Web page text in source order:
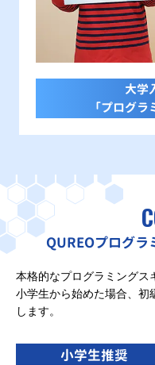
大学
「プログ
QUREOプログ
本格的なプログラミングス
小学生から始めた場合、初
します。
小学生推奨